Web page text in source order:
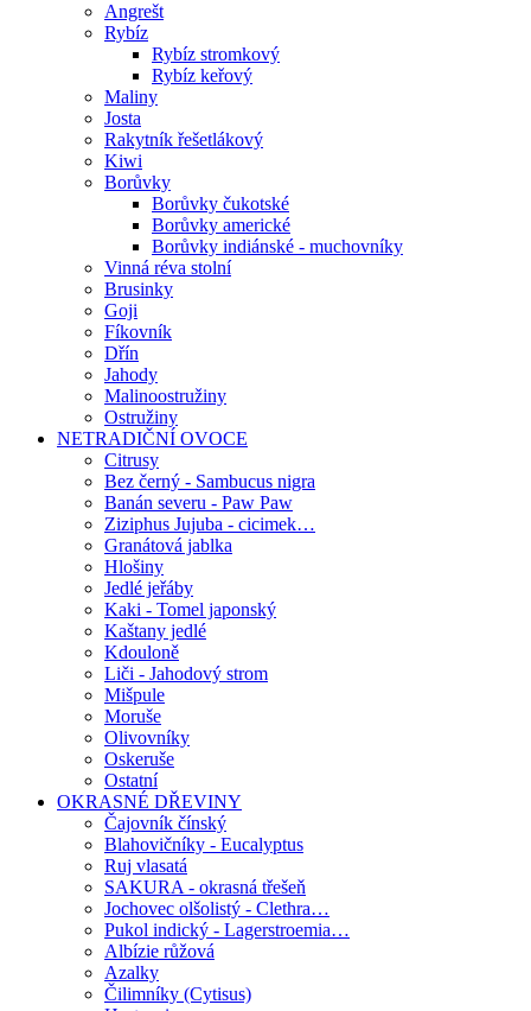
Angrešt
Rybíz
Rybíz stromkový
Rybíz keřový
Maliny
Josta
Rakytník řešetlákový
Kiwi
Borůvky
Borůvky čukotské
Borůvky americké
Borůvky indiánské - muchovníky
Vinná réva stolní
Brusinky
Goji
Fíkovník
Dřín
Jahody
Malinoostružiny
Ostružiny
NETRADIČNÍ OVOCE
Citrusy
Bez černý - Sambucus nigra
Banán severu - Paw Paw
Ziziphus Jujuba - cicimek…
Granátová jablka
Hlošiny
Jedlé jeřáby
Kaki - Tomel japonský
Kaštany jedlé
Kdouloně
Liči - Jahodový strom
Mišpule
Moruše
Olivovníky
Oskeruše
Ostatní
OKRASNÉ DŘEVINY
Čajovník čínský
Blahovičníky - Eucalyptus
Ruj vlasatá
SAKURA - okrasná třešeň
Jochovec olšolistý - Clethra…
Pukol indický - Lagerstroemia…
Albízie růžová
Azalky
Čilimníky (Cytisus)